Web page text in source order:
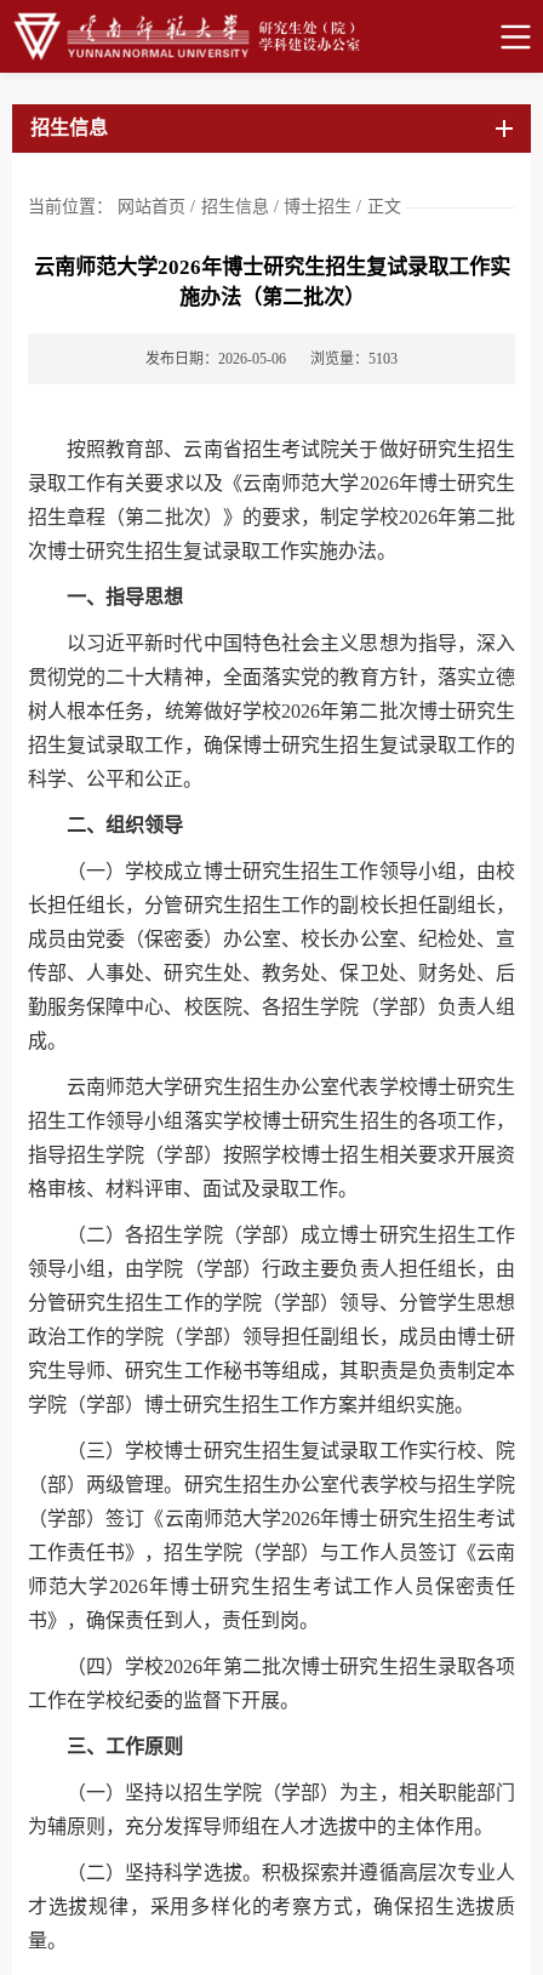
招生信息
当前位置： 网站首页 / 招生信息 / 博士招生 / 正文
云南师范大学2026年博士研究生招生复试录取工作实
施办法（第二批次）
发布日期：2026-05-06 浏览量： 5103
按照教育部、云南省招生考试院关于做好研究生招生
录取工作有关要求以及《云南师范大学2026年博士研究生
招生章程（第二批次）》的要求，制定学校2026年第二批
次博士研究生招生复试录取工作实施办法。
一、指导思想
以习近平新时代中国特色社会主义思想为指导，深入
贯彻党的二十大精神，全面落实党的教育方针，落实立德
树人根本任务，统筹做好学校2026年第二批次博士研究生
招生复试录取工作，确保博士研究生招生复试录取工作的
科学、公平和公正。
二、组织领导
（一）学校成立博士研究生招生工作领导小组，由校
长担任组长，分管研究生招生工作的副校长担任副组长，
成员由党委（保密委）办公室、校长办公室、纪检处、宣
传部、人事处、研究生处、教务处、保卫处、财务处、后
勤服务保障中心、校医院、各招生学院（学部）负责人组
成。
云南师范大学研究生招生办公室代表学校博士研究生
招生工作领导小组落实学校博士研究生招生的各项工作，
指导招生学院（学部）按照学校博士招生相关要求开展资
格审核、材料评审、面试及录取工作。
（二）各招生学院（学部）成立博士研究生招生工作
领导小组，由学院（学部）行政主要负责人担任组长，由
分管研究生招生工作的学院（学部）领导、分管学生思想
政治工作的学院（学部）领导担任副组长，成员由博士研
究生导师、研究生工作秘书等组成，其职责是负责制定本
学院（学部）博士研究生招生工作方案并组织实施。
（三）学校博士研究生招生复试录取工作实行校、院
（部）两级管理。研究生招生办公室代表学校与招生学院
（学部）签订《云南师范大学2026年博士研究生招生考试
工作责任书》，招生学院（学部）与工作人员签订《云南
师范大学2026年博士研究生招生考试工作人员保密责任
书》，确保责任到人，责任到岗。
（四）学校2026年第二批次博士研究生招生录取各项
工作在学校纪委的监督下开展。
三、工作原则
（一）坚持以招生学院（学部）为主，相关职能部门
为辅原则，充分发挥导师组在人才选拔中的主体作用。
（二）坚持科学选拔。积极探索并遵循高层次专业人
才选拔规律，采用多样化的考察方式，确保招生选拔质
量。